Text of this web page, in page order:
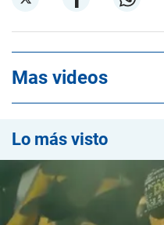
Mas videos
Lo más visto